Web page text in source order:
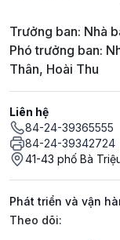
Trưởng ban: Nhà
Phó trưởng ban:
Thân, Hoài Thu
Liên hệ
84-24-39365555
84-24-39342724
41-43 phố Bà
Phát triển và vận
Mạng xã hội
Theo dõi: